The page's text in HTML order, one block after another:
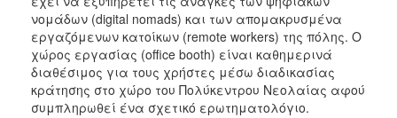
νομάδων (digital nomads) και των απομακρυσμένα
εργαζόμενων κατοίκων (remote workers) της πόλης. Ο
χώρος εργασίας (office booth) είναι καθημερινά
διαθέσιμος για τους χρήστες μέσω διαδικασίας
κράτησης στο χώρο του Πολύκεντρου Νεολαίας αφού
συμπληρωθεί ένα σχετικό ερωτηματολόγιο.